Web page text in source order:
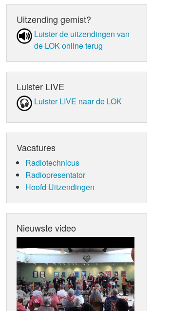
Uitzending gemist?
Luister de uit­zen­din­gen van
de LOK online terug
Luister LIVE
Luister LIVE naar de LOK
Vacatures
Radiotechnicus
Radiopresentator
Hoofd Uitzendingen
Nieuwste video